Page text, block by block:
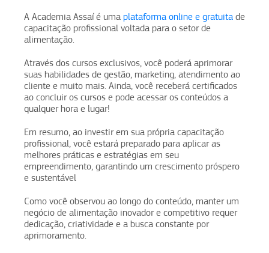
A Academia Assaí é uma plataforma online e gratuita de
capacitação profissional voltada para o setor de
alimentação.
Através dos cursos exclusivos, você poderá aprimorar
suas habilidades de gestão, marketing, atendimento ao
cliente e muito mais. Ainda, você receberá certificados
ao concluir os cursos e pode acessar os conteúdos a
qualquer hora e lugar!
Em resumo, ao investir em sua própria capacitação
profissional, você estará preparado para aplicar as
melhores práticas e estratégias em seu
empreendimento, garantindo um crescimento próspero
e sustentável
Como você observou ao longo do conteúdo, manter um
negócio de alimentação inovador e competitivo requer
dedicação, criatividade e a busca constante por
aprimoramento.